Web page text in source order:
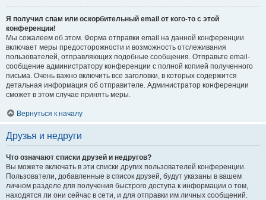
Я получил спам или оскорбительный email от кого-то с этой
конференции!
Мы сожалеем об этом. Форма отправки email на данной конференции
включает меры предосторожности и возможность отслеживания
пользователей, отправляющих подобные сообщения. Отправьте email-
сообщение администратору конференции с полной копией полученного
письма. Очень важно включить все заголовки, в которых содержится
детальная информация об отправителе. Администратор конференции
сможет в этом случае принять меры.
Вернуться к началу
Друзья и недруги
Что означают списки друзей и недругов?
Вы можете включать в эти списки других пользователей конференции.
Пользователи, добавленные в список друзей, будут указаны в вашем
личном разделе для получения быстрого доступа к информации о том,
находятся ли они сейчас в сети, и для отправки им личных сообщений.